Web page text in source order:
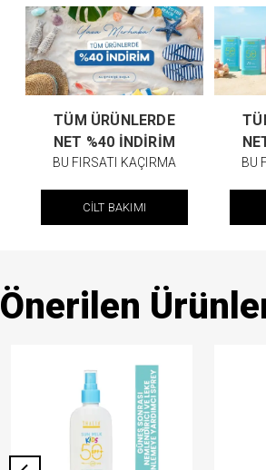
TÜM ÜRÜNLERDE
NET %40 İNDİRİM
BU FIRSATI KAÇIRMA
CİLT BAKIMI
BU
Önerilen